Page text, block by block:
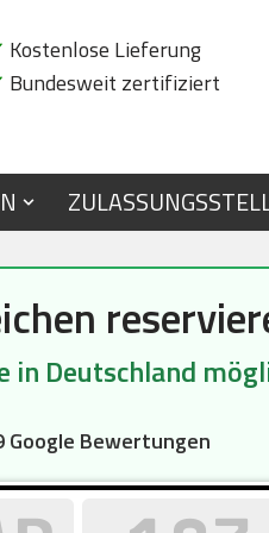
Kostenlose Lieferung
Bundesweit zertifiziert
in Deutschland
Google Bewertungen